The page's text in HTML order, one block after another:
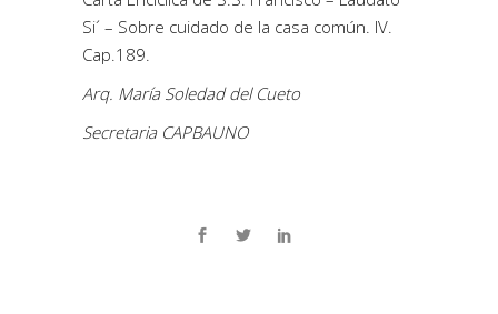
Si´ – Sobre cuidado de la casa común. IV.
Cap.189.
Arq. María Soledad del Cueto
Secretaria CAPBAUNO